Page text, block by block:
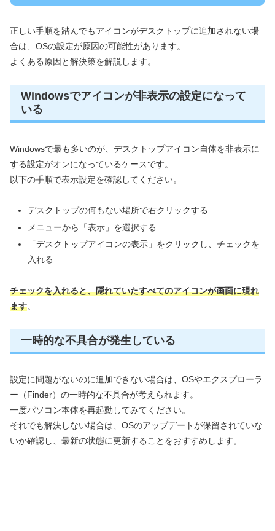
正しい手順を踏んでもアイコンがデスクトップに追加されない場
合は、OSの設定が原因の可能性があります。
よくある原因と解決策を解説します。
Windowsでアイコンが非表示の設定になって
いる
Windowsで最も多いのが、デスクトップアイコン自体を非表示に
する設定がオンになっているケースです。
以下の手順で表示設定を確認してください。
デスクトップの何もない場所で右クリックする
メニューから「表示」を選択する
「デスクトップアイコンの表示」をクリックし、チェックを
入れる
チェックを入れると、隠れていたすべてのアイコンが画面に現れ
ます。
一時的な不具合が発生している
設定に問題がないのに追加できない場合は、OSやエクスプローラ
ー（Finder）の一時的な不具合が考えられます。
一度パソコン本体を再起動してみてください。
それでも解決しない場合は、OSのアップデートが保留されていな
いか確認し、最新の状態に更新することをおすすめします。